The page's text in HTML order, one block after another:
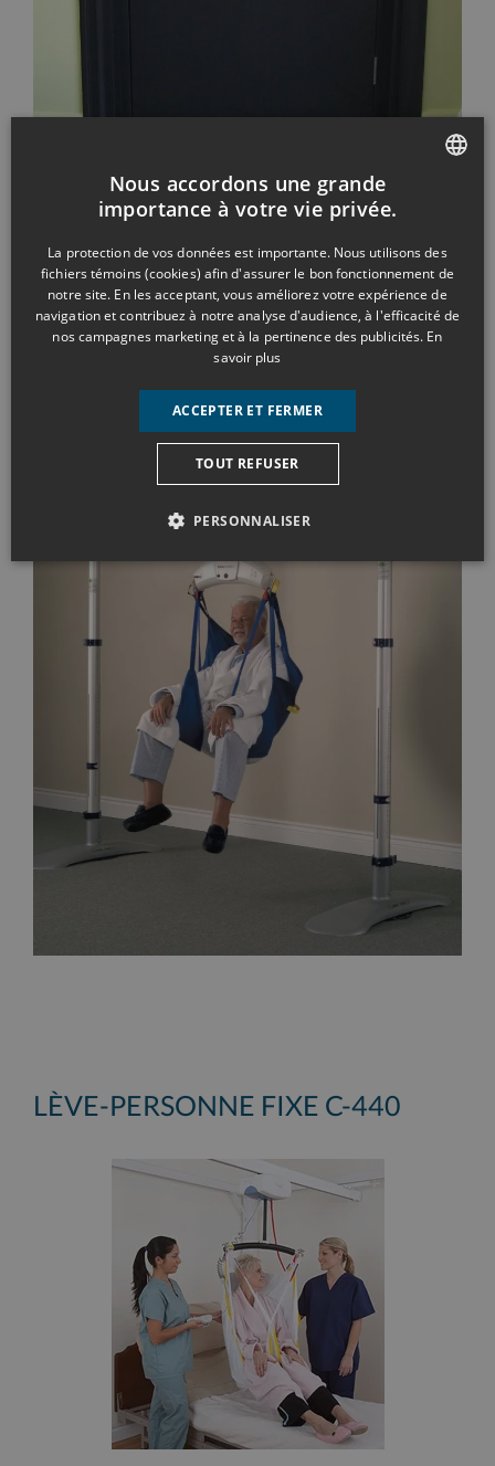
LÈVE-PERSONNE PORTATIF P-
LÈVE-PERSONNE FIXE C-440
Nous accordons une grande
importance à votre vie privée.
La protection de vos données est importante. Nous utilisons des
fichiers témoins (cookies) afin d'assurer le bon fonctionnement de
notre site. En les acceptant, vous améliorez votre expérience de
navigation et contribuez à notre analyse d'audience, à l'efficacité de
nos campagnes marketing et à la pertinence des publicités. En
savoir plus
ACCEPTER ET FERMER
TOUT REFUSER
PERSONNALISER